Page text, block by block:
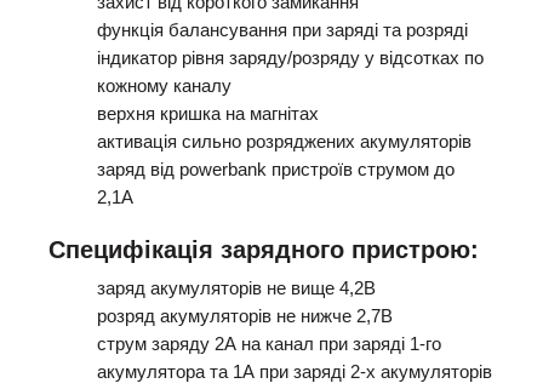
функція балансування при заряді та розряді
індикатор рівня заряду/розряду у відсотках по
кожному каналу
верхня кришка на магнітах
активація сильно розряджених акумуляторів
заряд від powerbank пристроїв струмом до
2,1А
Специфікація зарядного пристрою:
заряд акумуляторів не вище 4,2В
розряд акумуляторів не нижче 2,7В
струм заряду 2А на канал при заряді 1-го
акумулятора та 1А при заряді 2-х акумуляторів